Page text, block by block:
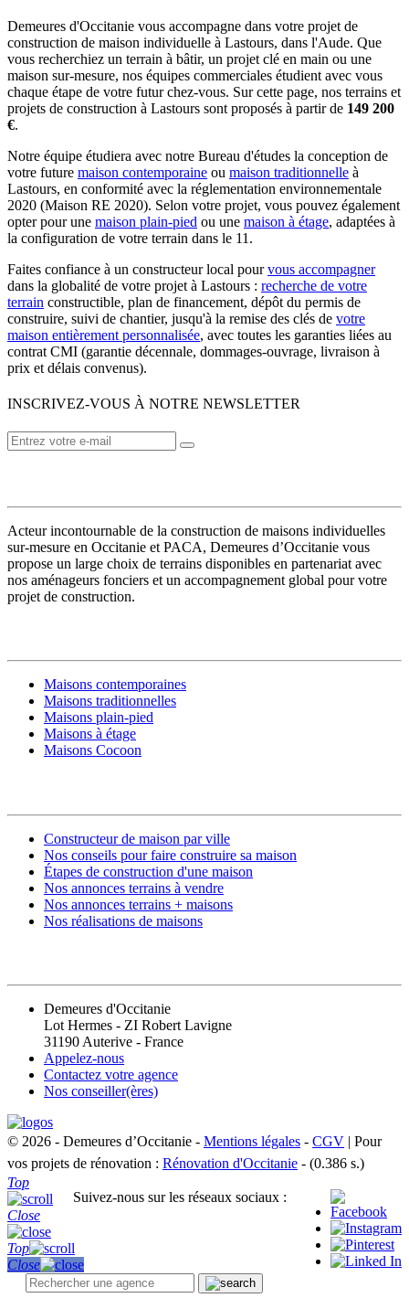
Demeures d'Occitanie vous accompagne dans votre projet de
construction de maison individuelle à Lastours, dans l'Aude. Que
vous recherchiez un terrain à bâtir, un projet clé en main ou une
maison sur-mesure, nos équipes commerciales étudient avec vous
chaque étape de votre futur chez-vous. Sur cette page, nos terrains et
projets de construction à Lastours sont proposés à partir de 149 200
€.
Notre équipe étudiera avec notre Bureau d'études la conception de
votre future maison contemporaine ou maison traditionnelle à
Lastours, en conformité avec la réglementation environnementale
2020 (Maison RE 2020). Selon votre projet, vous pouvez également
opter pour une maison plain-pied ou une maison à étage, adaptées à
la configuration de votre terrain dans le 11.
Faites confiance à un constructeur local pourvous accompagner
dans la globalité de votre projet à Lastours : recherche de votre
terrain constructible, plan de financement, dépôt du permis de
construire, suivi de chantier, jusqu'à la remise des clés de votre
maison entièrement personnalisée, avec toutes les garanties liées au
contrat CMI (garantie décennale, dommages-ouvrage, livraison à
prix et délais convenus).
INSCRIVEZ-VOUS À NOTRE NEWSLETTER
Acteur incontournable de la construction de maisons individuelles
sur-mesure en Occitanie et PACA, Demeures d’Occitanie vous
propose un large choix de terrains disponibles en partenariat avec
nos aménageurs fonciers et un accompagnement global pour votre
projet de construction.
Maisons contemporaines
Maisons traditionnelles
Maisons plain-pied
Maisons à étage
Maisons Cocoon
Constructeur de maison par ville
Nos conseils pour faire construire sa maison
Étapes de construction d'une maison
Nos annonces terrains à vendre
Nos annonces terrains + maisons
Nos réalisations de maisons
Demeures d'Occitanie
Lot Hermes - ZI Robert Lavigne
31190 Auterive - France
Appelez-nous
Contactez votre agence
Nos conseiller(ères)
© 2026 - Demeures d’Occitanie - Mentions légales - CGV | Pour
vos projets de rénovation : Rénovation d'Occitanie - (0.386 s.)
Suivez-nous sur les réseaux sociaux :
Top
Close
Top
Close